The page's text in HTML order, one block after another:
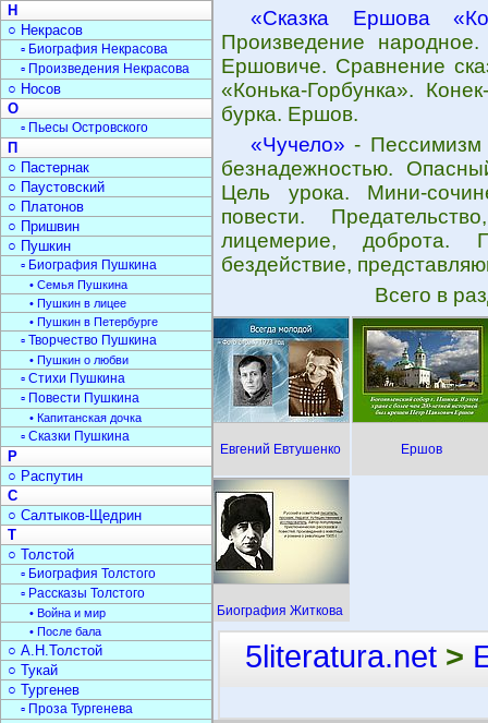
«Сказка Ершова
Произведение
Ершовиче. Сравнение
«Конька-Горбунка».
бурка. Ершов.
«Чучело» -
безнадежностью.
Цель урока. Мини-
повести.
лицемерие, доброта.
бездействие,
Всего в
Евгений Евтушенко Ершов
Биография Житкова
Н
○ Некрасов
▫ Биография Некрасова
▫ Произведения Некрасова
○ Носов
О
▫ Пьесы Островского
П
○ Пастернак
○ Паустовский
○ Платонов
○ Пришвин
○ Пушкин
▫ Биография Пушкина
• Семья Пушкина
• Пушкин в лицее
• Пушкин в Петербурге
▫ Творчество Пушкина
• Пушкин о любви
▫ Стихи Пушкина
▫ Повести Пушкина
• Капитанская дочка
▫ Сказки Пушкина
Р
○ Распутин
С
○ Салтыков-Щедрин
Т
○ Толстой
▫ Биография Толстого
▫ Рассказы Толстого
• Война и мир
• После бала
○ А.Н.Толстой
○ Тукай
○ Тургенев
▫ Проза Тургенева
5literatura.net >